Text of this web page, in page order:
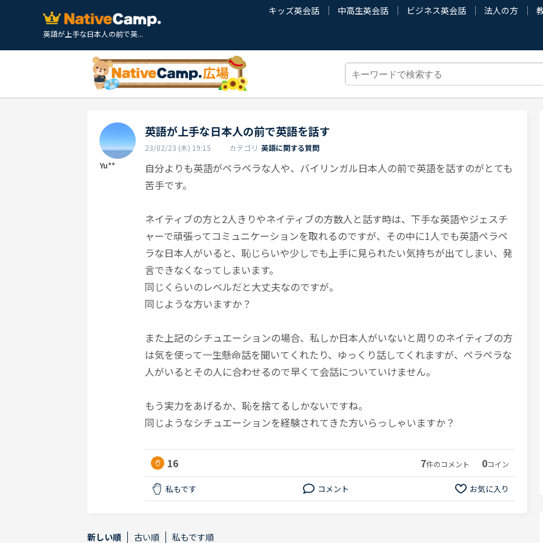
英語が上手な日本人の前で英...
キッズ英会話 中高生英会話 ビジネス英会話 法人の方
Yu**
英語が上手な日本人の前で英語を話す
23/02/23 (木) 19:15 カテゴリ 英語に関する質問
自分よりも英語がペラペラな人や、バイリンガル日本人の前で英語を話すのがとても
苦手です。
ネイティブの方と2人きりやネイティブの方数人と話す時は、下手な英語やジェスチ
ャーで頑張ってコミュニケーションを取れるのですが、その中に1人でも英語ペラペ
ラな日本人がいると、恥じらいや少しでも上手に見られたい気持ちが出てしまい、発
言できなくなってしまいます。
同じくらいのレベルだと大丈夫なのですが。
同じような方いますか？
また上記のシチュエーションの場合、私しか日本人がいないと周りのネイティブの方
は気を使って一生懸命話を聞いてくれたり、ゆっくり話してくれますが、ペラペラな
人がいるとその人に合わせるので早くて会話についていけません。
もう実力をあげるか、恥を捨てるしかないですね。
同じようなシチュエーションを経験されてきた方いらっしゃいますか？
16 7件のコメント 0コイン
私もです コメント お気に入り
新しい順 古い順 私もです順